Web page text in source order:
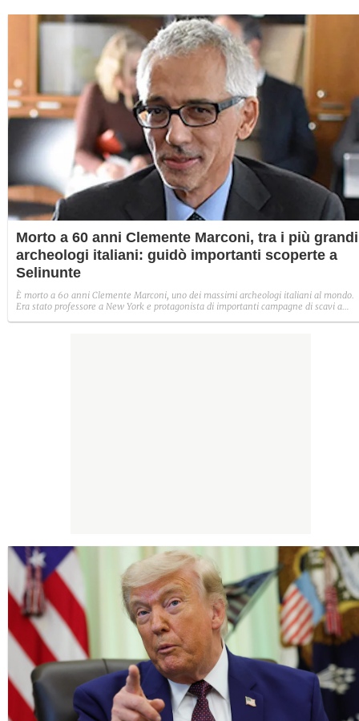
Morto a 60 anni Clemente Marconi, tra i più grandi
archeologi italiani: guidò importanti scoperte a
Selinunte
È morto a 60 anni Clemente Marconi, uno dei massimi archeologi italiani al mondo.
Era stato professore a New York e protagonista di importanti campagne di scavi a